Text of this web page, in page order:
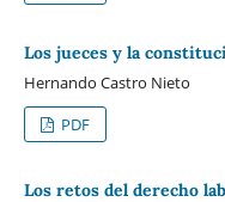
Los jueces y la
Hernando Castro Nieto
PDF
Los retos del derecho